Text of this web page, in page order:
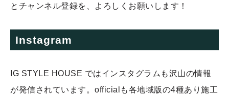
とチャンネル登録を、よろしくお願いします！
Instagram
IG STYLE HOUSE ではインスタグラムも沢山の情報
が発信されています。officialも各地域版の4種あり施工